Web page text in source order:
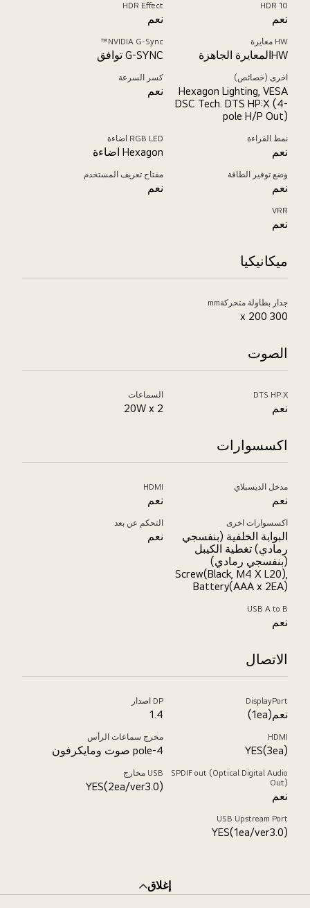
HDR 10
نعم
HDR Effect
نعم
HW معايرة
HWالمعايرة الجاهزة
NVIDIA G-Sync™
G-SYNC توافق
اخرى (خصائص)
Hexagon Lighting, VESA
DSC Tech. DTS HP:X (4-
pole H/P Out)
كسر السرعة
نعم
نمط القراءة
نعم
RGB LED اضاءة
Hexagon اضاءة
وضع توفير الطاقة
نعم
مفتاح تعريف المستخدم
نعم
VRR
نعم
ميكانيكيا
جدار بطاولة متحركةmm
300 x 200
الصوت
DTS HP:X
نعم
السماعات
20W x 2
اكسسوارات
مدخل الديسبلاي
نعم
HDMI
نعم
اكسسوارات اخرى
البوابة الخلفية (بنفسجي
رمادي) تغطية الكيبل
(بنفسجي رمادي)
Screw(Black, M4 X L20),
Battery(AAA x 2EA)
التحكم عن بعد
نعم
USB A to B
نعم
الاتصال
DisplayPort
نعم(1ea)
DP اصدار
1.4
HDMI
YES(3ea)
مخرج سماعات الرأس
4-pole صوت ومايكرفون
SPDIF out (Optical Digital Audio
Out)
نعم
USB مخارج
YES(2ea/ver3.0)
USB Upstream Port
YES(1ea/ver3.0)
إغلاق